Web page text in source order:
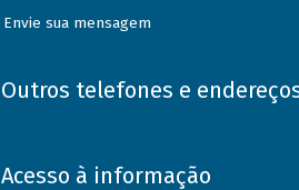
Envie sua mensagem
Outros telefones e
Acesso à informação